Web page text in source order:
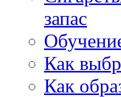
запас
Как
Как